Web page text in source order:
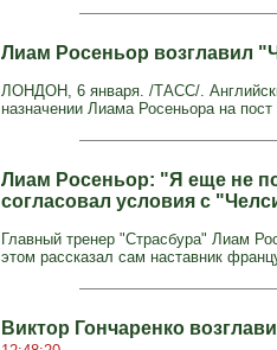
Лиам Росеньор возглавил
ЛОНДОН, 6 января. /ТАСС/.
назначении Лиама Росеньора на
Лиам Росеньор: "Я еще не
согласовал условия с
Главный тренер "Страсбура" Лиам
этом рассказал сам наставник
Виктор Гончаренко